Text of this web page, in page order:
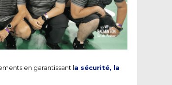
en garantissant la sécurité, la